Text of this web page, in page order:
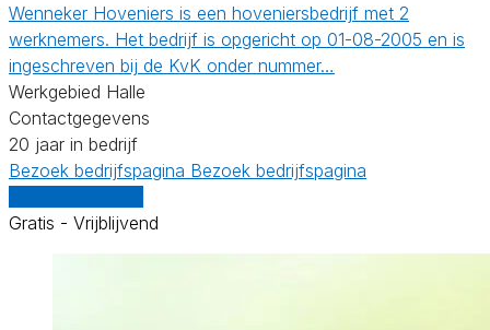
Wenneker Hoveniers is een hoveniersbedrijf met 2
werknemers. Het bedrijf is opgericht op 01-08-2005 en is
ingeschreven bij de KvK onder nummer…
Werkgebied Halle
Contactgegevens
20 jaar in bedrijf
Bezoek bedrijfspagina Bezoek bedrijfspagina
Gratis - Vrijblijvend